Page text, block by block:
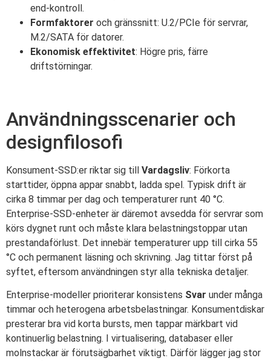
end-kontroll.
Formfaktorer och gränssnitt: U.2/PCIe för servrar,
M.2/SATA för datorer.
Ekonomisk effektivitet: Högre pris, färre
driftstörningar.
Användningsscenarier och
designfilosofi
Konsument-SSD:er riktar sig till Vardagsliv: Förkorta
starttider, öppna appar snabbt, ladda spel. Typisk drift är
cirka 8 timmar per dag och temperaturer runt 40 °C.
Enterprise-SSD-enheter är däremot avsedda för servrar som
körs dygnet runt och måste klara belastningstoppar utan
prestandaförlust. Det innebär temperaturer upp till cirka 55
°C och permanent läsning och skrivning. Jag tittar först på
syftet, eftersom användningen styr alla tekniska detaljer.
Enterprise-modeller prioriterar konsistens Svar under många
timmar och heterogena arbetsbelastningar. Konsumentdiskar
presterar bra vid korta bursts, men tappar märkbart vid
kontinuerlig belastning. I virtualisering, databaser eller
molnstackar är förutsägbarhet viktigt. Därför lägger jag stor